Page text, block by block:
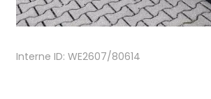
Interne ID: WE2607/80614